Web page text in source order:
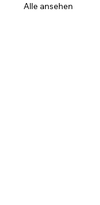
Alle ansehen